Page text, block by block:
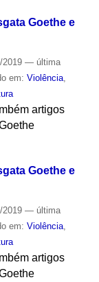
Goethe e
— última
em: Violência,
artigos
Goethe e
— última
em: Violência,
artigos